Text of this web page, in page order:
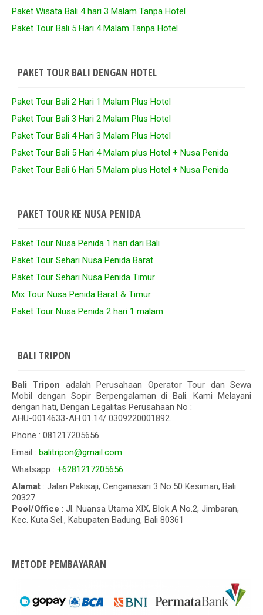
Paket Wisata Bali 4 hari 3 Malam Tanpa Hotel
Paket Tour Bali 5 Hari 4 Malam Tanpa Hotel
PAKET TOUR BALI DENGAN HOTEL
Paket Tour Bali 2 Hari 1 Malam Plus Hotel
Paket Tour Bali 3 Hari 2 Malam Plus Hotel
Paket Tour Bali 4 Hari 3 Malam Plus Hotel
Paket Tour Bali 5 Hari 4 Malam plus Hotel + Nusa Penida
Paket Tour Bali 6 Hari 5 Malam plus Hotel + Nusa Penida
PAKET TOUR KE NUSA PENIDA
Paket Tour Nusa Penida 1 hari dari Bali
Paket Tour Sehari Nusa Penida Barat
Paket Tour Sehari Nusa Penida Timur
Mix Tour Nusa Penida Barat & Timur
Paket Tour Nusa Penida 2 hari 1 malam
BALI TRIPON
Bali Tripon adalah Perusahaan Operator Tour dan Sewa
Mobil dengan Sopir Berpengalaman di Bali. Kami Melayani
dengan hati, Dengan Legalitas Perusahaan No :
AHU-0014633-AH.01.14/ 0309220001892.
Phone : 081217205656
Email : balitripon@gmail.com
Whatsapp : +6281217205656
Alamat : Jalan Pakisaji, Cenganasari 3 No.50 Kesiman, Bali
20327
Pool/Office : Jl. Nuansa Utama XIX, Blok A No.2, Jimbaran,
Kec. Kuta Sel., Kabupaten Badung, Bali 80361
METODE PEMBAYARAN